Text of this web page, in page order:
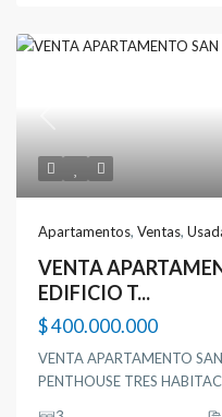
Previous
Apartamentos, Ventas,
VENTA
EDIFICIO T...
$ 400.000.000
VENTA APARTAMENTO
PENTHOUSE TRES